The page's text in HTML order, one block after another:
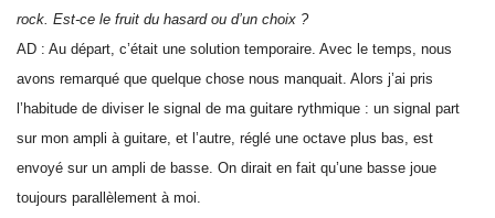
rock. Est-ce le fruit du hasard ou d’un choix ?
AD : Au départ, c’était une solution temporaire. Avec le temps, nous
avons remarqué que quelque chose nous manquait. Alors j’ai pris
l’habitude de diviser le signal de ma guitare rythmique : un signal part
sur mon ampli à guitare, et l’autre, réglé une octave plus bas, est
envoyé sur un ampli de basse. On dirait en fait qu’une basse joue
toujours parallèlement à moi.